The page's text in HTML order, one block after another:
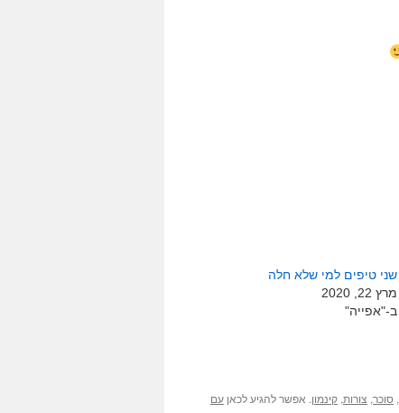
שני טיפים למי שלא חלה
מרץ 22, 2020
ב-"אפייה"
, סוכר, צורות, קינמון. אפשר להגיע לכאן עם